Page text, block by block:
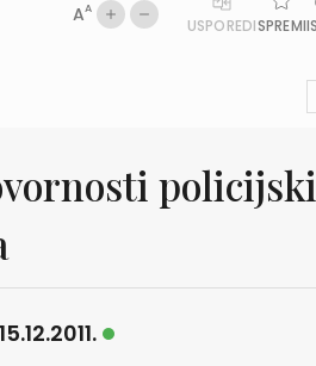
AA
USPOREDISPREMI